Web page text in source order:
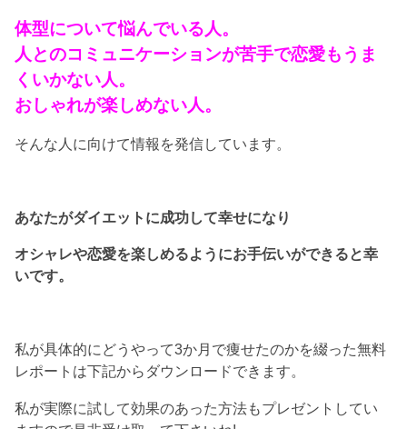
体型について悩んでいる人。
人とのコミュニケーションが苦手で恋愛もうま
くいかない人。
おしゃれが楽しめない人。
そんな人に向けて情報を発信しています。
あなたがダイエットに成功して幸せになり
オシャレや恋愛を楽しめるようにお手伝いができると幸
いです。
私が具体的にどうやって3か月で痩せたのかを綴った無料
レポートは下記からダウンロードできます。
私が実際に試して効果のあった方法もプレゼントしてい